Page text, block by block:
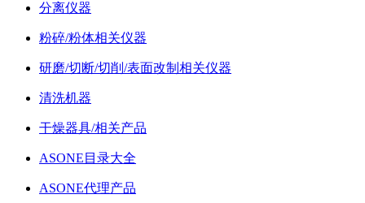
分离仪器
粉碎/粉体相关仪器
研磨/切断/切削/表面改制相关仪器
清洗机器
干燥器具/相关产品
ASONE目录大全
ASONE代理产品